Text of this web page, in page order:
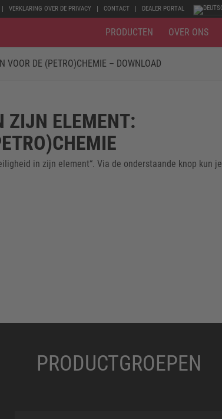
VERKLARING OVER DE PRIVACY CONTACT DEALER PORTAL
PRODUCTEN OVER ONS
VOOR DE (PETRO)CHEMIE – DOWNLOAD
ZIJN ELEMENT:
in zijn element“. Via de onderstaande knop kun je
PRODUCTGROEPEN